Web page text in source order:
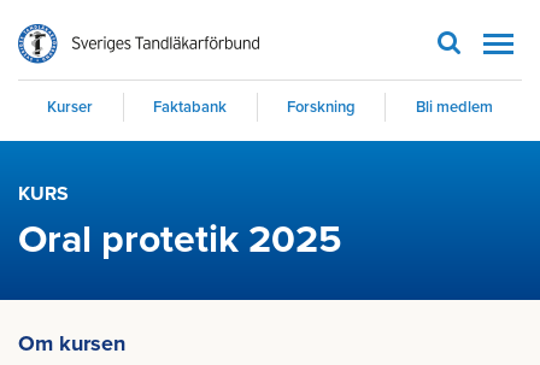
Kurser Faktabank Forskning Bli medlem
KURS
Oral protetik 2025
Om kursen